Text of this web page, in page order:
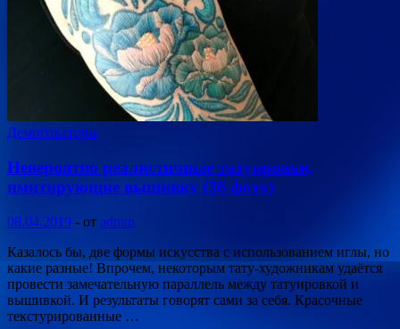
Демотиваторы
Невероятно реалистичные татуировки,
имитирующие вышивку (36 фото)
08.04.2019 - от admin
Казалось бы, две формы искусства с использованием иглы, но
какие разные! Впрочем, некоторым тату-художникам удаётся
провести замечательную параллель между татуировкой и
вышивкой. И результаты говорят сами за себя. Красочные
текстурированные …